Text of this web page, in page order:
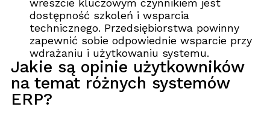
dostępność szkoleń i wsparcia
technicznego. Przedsiębiorstwa powinny
zapewnić sobie odpowiednie wsparcie przy
wdrażaniu i użytkowaniu systemu.
Jakie są opinie użytkowników
na temat różnych systemów
ERP?